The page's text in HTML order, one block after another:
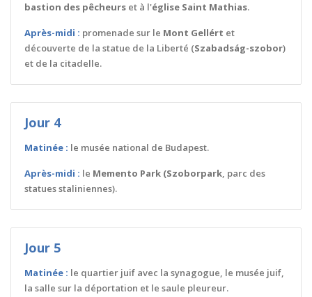
bastion des pêcheurs et à l'église Saint Mathias.
Après-midi : promenade sur le Mont Gellért et
découverte de la statue de la Liberté (Szabadság-szobor)
et de la citadelle.
Jour 4
Matinée : le musée national de Budapest.
Après-midi : le Memento Park (Szoborpark, parc des
statues staliniennes).
Jour 5
Matinée : le quartier juif avec la synagogue, le musée juif,
la salle sur la déportation et le saule pleureur.